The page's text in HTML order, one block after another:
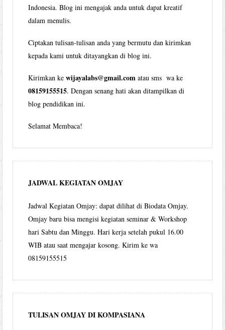
Indonesia. Blog ini mengajak anda untuk dapat kreatif
dalam menulis.
Ciptakan tulisan-tulisan anda yang bermutu dan kirimkan
kepada kami untuk ditayangkan di blog ini.
Kirimkan kewijayalabs@gmail.com atau sms wa ke
08159155515. Dengan senang hati akan ditampilkan di
blog pendidikan ini.
Selamat Membaca!
JADWAL KEGIATAN OMJAY
Jadwal Kegiatan Omjay: dapat dilihat di Biodata Omjay.
Omjay baru bisa mengisi kegiatan seminar & Workshop
hari Sabtu dan Minggu. Hari kerja setelah pukul 16.00
WIB atau saat mengajar kosong. Kirim ke wa
08159155515
TULISAN OMJAY DI KOMPASIANA